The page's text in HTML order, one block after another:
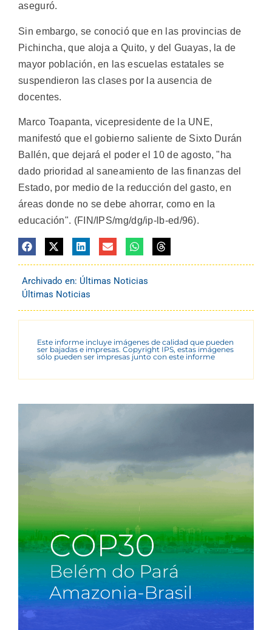
aseguró.
Sin embargo, se conoció que en las provincias de
Pichincha, que aloja a Quito, y del Guayas, la de
mayor población, en las escuelas estatales se
suspendieron las clases por la ausencia de
docentes.
Marco Toapanta, vicepresidente de la UNE,
manifestó que el gobierno saliente de Sixto Durán
Ballén, que dejará el poder el 10 de agosto, "ha
dado prioridad al saneamiento de las finanzas del
Estado, por medio de la reducción del gasto, en
áreas donde no se debe ahorrar, como en la
educación". (FIN/IPS/mg/dg/ip-lb-ed/96).
Archivado en: Últimas Noticias
Últimas Noticias
Este informe incluye imágenes de calidad que pueden
ser bajadas e impresas. Copyright IPS, estas imágenes
sólo pueden ser impresas junto con este informe